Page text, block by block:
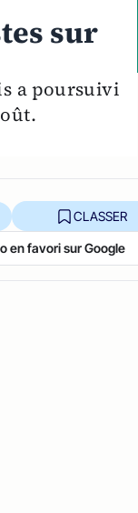
sur
a poursuivi
CLASSER
en favori sur Google